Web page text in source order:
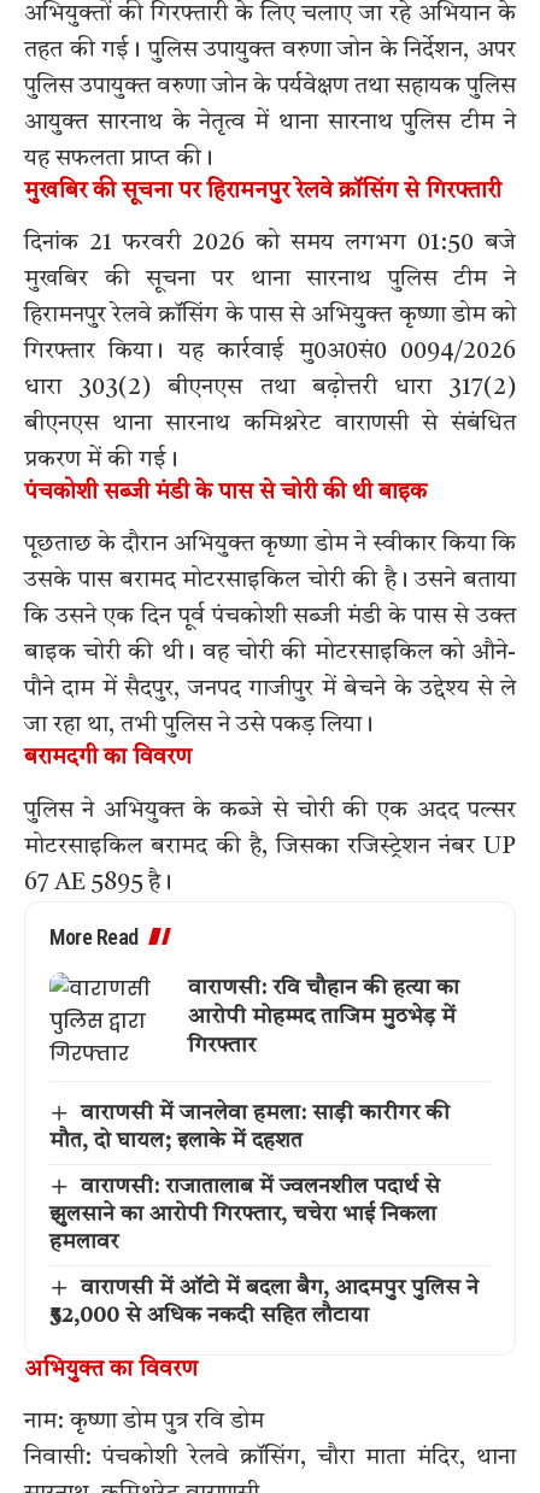
अभियुक्तों की गिरफ्तारी के लिए चलाए जा रहे अभियान के
तहत की गई। पुलिस उपायुक्त वरुणा जोन के निर्देशन, अपर
पुलिस उपायुक्त वरुणा जोन के पर्यवेक्षण तथा सहायक पुलिस
आयुक्त सारनाथ के नेतृत्व में थाना सारनाथ पुलिस टीम ने
यह सफलता प्राप्त की।
मुखबिर की सूचना पर हिरामनपुर रेलवे क्रॉसिंग से गिरफ्तारी
दिनांक 21 फरवरी 2026 को समय लगभग 01:50 बजे
मुखबिर की सूचना पर थाना सारनाथ पुलिस टीम ने
हिरामनपुर रेलवे क्रॉसिंग के पास से अभियुक्त कृष्णा डोम को
गिरफ्तार किया। यह कार्रवाई मु0अ0सं0 0094/2026
धारा 303(2) बीएनएस तथा बढ़ोत्तरी धारा 317(2)
बीएनएस थाना सारनाथ कमिश्नरेट वाराणसी से संबंधित
प्रकरण में की गई।
पंचकोशी सब्जी मंडी के पास से चोरी की थी बाइक
पूछताछ के दौरान अभियुक्त कृष्णा डोम ने स्वीकार किया कि
उसके पास बरामद मोटरसाइकिल चोरी की है। उसने बताया
कि उसने एक दिन पूर्व पंचकोशी सब्जी मंडी के पास से उक्त
बाइक चोरी की थी। वह चोरी की मोटरसाइकिल को औने-
पौने दाम में सैदपुर, जनपद गाजीपुर में बेचने के उद्देश्य से ले
जा रहा था, तभी पुलिस ने उसे पकड़ लिया।
बरामदगी का विवरण
पुलिस ने अभियुक्त के कब्जे से चोरी की एक अदद पल्सर
मोटरसाइकिल बरामद की है, जिसका रजिस्ट्रेशन नंबर UP
67 AE 5895 है।
More Read
वाराणसी: रवि चौहान की हत्या का
आरोपी मोहम्मद ताजिम मुठभेड़ में
गिरफ्तार
वाराणसी में जानलेवा हमला: साड़ी कारीगर की
मौत, दो घायल; इलाके में दहशत
वाराणसी: राजातालाब में ज्वलनशील पदार्थ से
झुलसाने का आरोपी गिरफ्तार, चचेरा भाई निकला
हमलावर
वाराणसी में ऑटो में बदला बैग, आदमपुर पुलिस ने
₹52,000 से अधिक नकदी सहित लौटाया
अभियुक्त का विवरण
नाम: कृष्णा डोम पुत्र रवि डोम
निवासी: पंचकोशी रेलवे क्रॉसिंग, चौरा माता मंदिर, थाना